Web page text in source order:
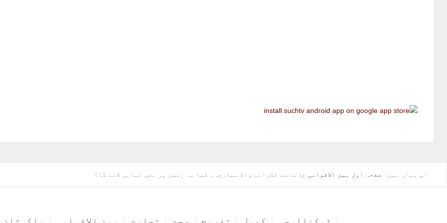
آپ یہاں ہیں: صفحہ اول بین الاقوامی چاند سے ٹکرانے والا سیارچہ، کیا یہ زمین پر بھی تباہی لائے گا؟